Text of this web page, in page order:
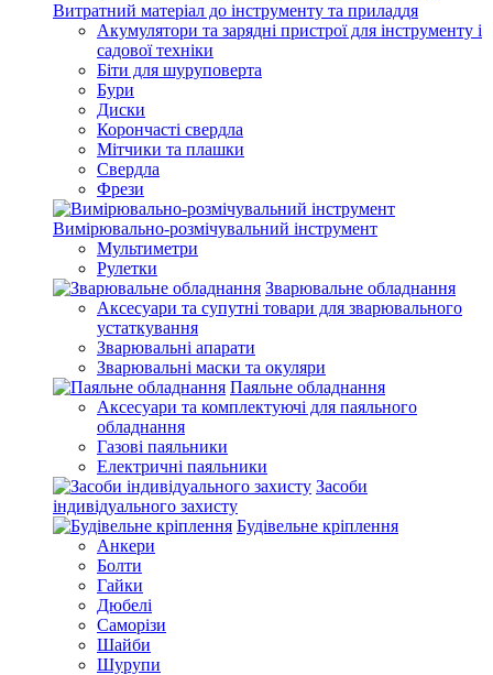
Витратний матеріал до інструменту та приладдя
Акумулятори та зарядні пристрої для інструменту і
садової техніки
Біти для шуруповерта
Бури
Диски
Корончасті свердла
Мітчики та плашки
Свердла
Фрези
Вимірювально-розмічувальний інструмент
Мультиметри
Рулетки
Зварювальне обладнання
Аксесуари та супутні товари для зварювального
устаткування
Зварювальні апарати
Зварювальні маски та окуляри
Паяльне обладнання
Аксесуари та комплектуючі для паяльного
обладнання
Газові паяльники
Електричні паяльники
Засоби
індивідуального захисту
Будівельне кріплення
Анкери
Болти
Гайки
Дюбелі
Саморізи
Шайби
Шурупи